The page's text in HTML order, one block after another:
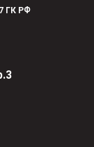
ГК РФ